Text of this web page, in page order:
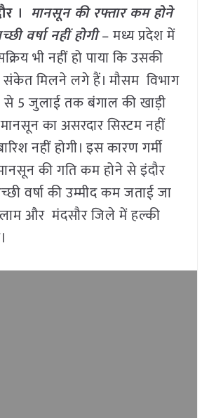
। मानसून की रफ्तार कम होने
वर्षा नहीं होगी– मध्य प्रदेश में
भी नहीं हो पाया कि उसकी
मिलने लगे हैं। मौसम विभाग
5 जुलाई तक बंगाल की खाड़ी
का असरदार सिस्टम नहीं
नहीं होगी। इस कारण गर्मी
की गति कम होने से इंदौर
वर्षा की उम्मीद कम जताई जा
और मंदसौर जिले में हल्की